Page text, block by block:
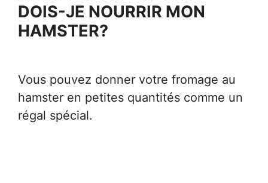
DOIS-JE NOURRIR MON
HAMSTER?
Vous pouvez donner votre fromage au
hamster en petites quantités comme un
régal spécial.